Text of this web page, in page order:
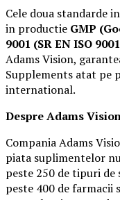
Cele doua standarde
in productie GMP
9001 (SR EN ISO
Adams Vision,
Supplements atat pe
international.
Despre Adams
Compania Adams
piata suplimentelor
peste 250 de tipuri
peste 400 de farmacii